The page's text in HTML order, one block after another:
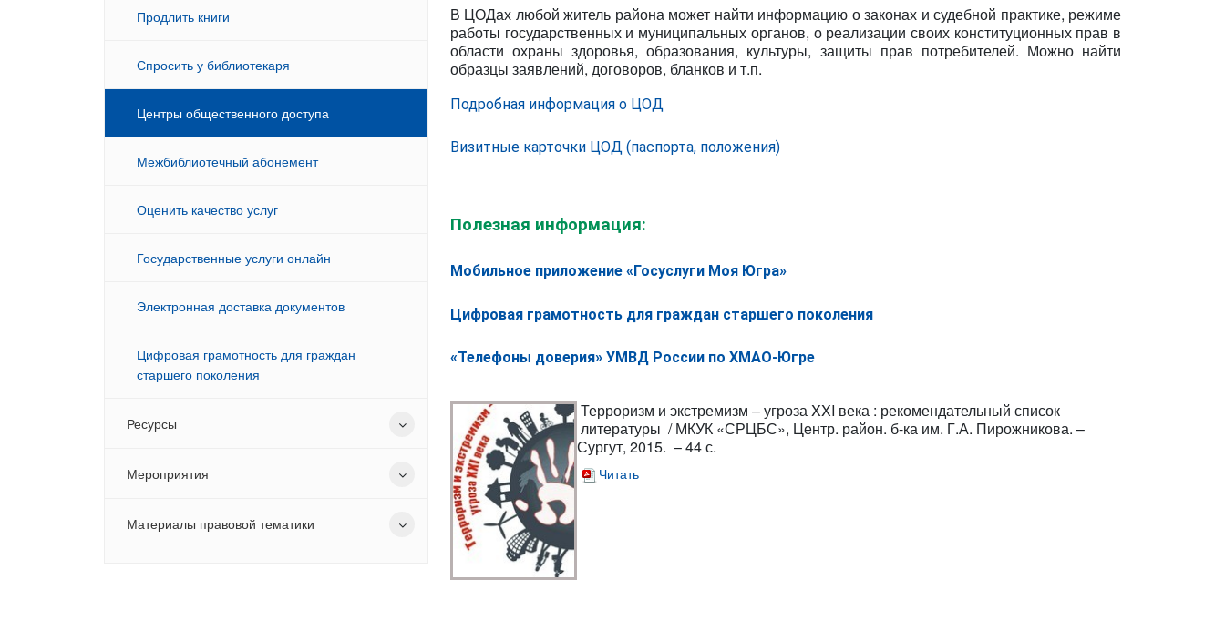
Продлить книги
Спросить у библиотекаря
Центры общественного доступа
Межбиблиотечный абонемент
Оценить качество услуг
Государственные услуги онлайн
Электронная доставка документов
Цифровая грамотность для граждан
старшего поколения
Ресурсы
Мероприятия
Материалы правовой тематики
В ЦОДах любой житель района может найти информацию о законах и судебной практике, режиме
работы государственных и муниципальных органов, о реализации своих конституционных прав в
области охраны здоровья, образования, культуры, защиты прав потребителей. Можно найти
образцы заявлений, договоров, бланков и т.п.
Подробная информация о ЦОД
Визитные карточки ЦОД (паспорта, положения)
Полезная информация:
Мобильное приложение «Госуслуги Моя Югра»
Цифровая грамотность для граждан старшего поколения
«Телефоны доверия» УМВД России по ХМАО-Югре
Терроризм и экстремизм – угроза XXI века : рекомендательный список
литературы / МКУК «СРЦБС», Центр. район. б-ка им. Г.А. Пирожникова. –
Сургут, 2015. – 44 с.
Читать